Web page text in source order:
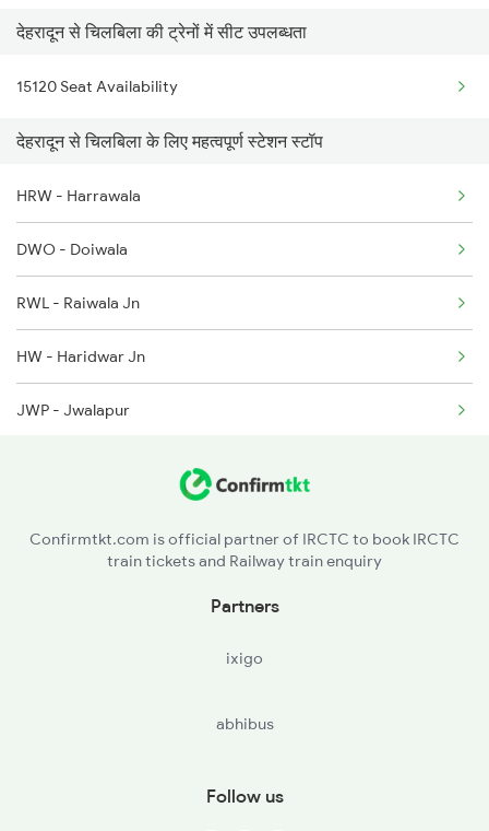
2402 Ddn Kota Spl
12327 Upasana Exp
12328 Upasana Express
4042 Dli Festival Spl
14123 Cnb Intercity
14124 Cnb Pbh Int Exp
15120 Ddn Bsbs Exp
देहरादून से चिलबिला की ट्रेनों में सीट उपलब्धता
15120 Seat Availability
देहरादून से चिलबिला के लिए महत्वपूर्ण स्टेशन स्टॉप
HRW - Harrawala
DWO - Doiwala
RWL - Raiwala Jn
HW - Haridwar Jn
JWP - Jwalapur
NBD - Najibabad Jn
Confirmtkt.com is official partner of IRCTC to book IRCTC
train tickets and Railway train enquiry
Partners
ixigo
abhibus
Follow us